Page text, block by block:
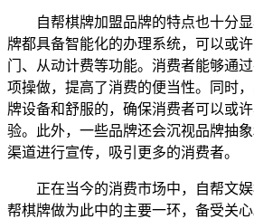
自帮棋牌加盟品牌的特点也十分显
牌都具备智能化的办理系统，可以或
门、从动计费等功能。消费者能够通
项操做，提高了消费的便当性。同时
牌设备和舒服的，确保消费者可以或
验。此外，一些品牌还会沉视品牌抽
渠道进行宣传，吸引更多的消费者。
正在当今的消费市场中，自帮文娱
帮棋牌做为此中的主要一环，备受关